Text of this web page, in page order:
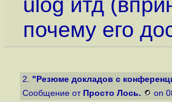
ulog итд
почему его
2. "Резюме докладов с
Сообщение от Просто Лось. on